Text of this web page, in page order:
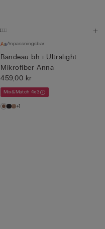
Anpassningsbar
Bandeau bh i Ultralight
Mikrofiber Anna
459,00 kr
Mix&Match 4x3
+1